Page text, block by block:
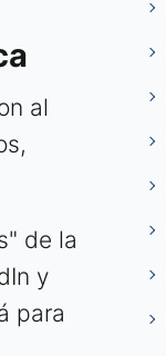
al
de la
y
para